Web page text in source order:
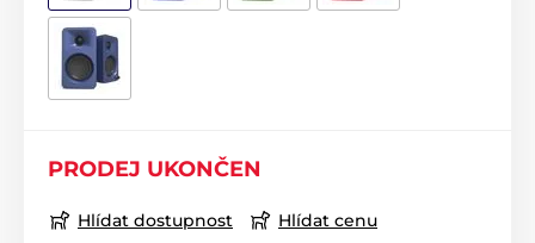
PRODEJ UKONČEN
Hlídat dostupnost Hlídat cenu